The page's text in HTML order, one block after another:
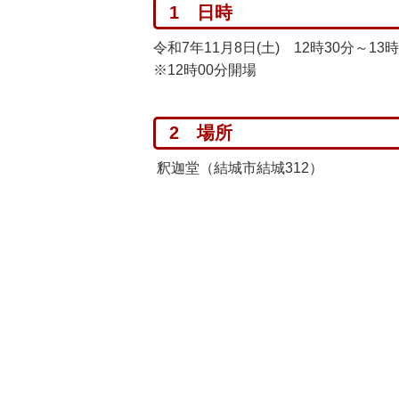
1 日時
令和7年11月8日(土) 12時30分～13
※12時00分開場
2 場所
釈迦堂（結城市結城312）